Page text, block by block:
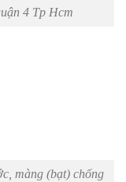
4 Tp Hcm
màng (bạt) chống